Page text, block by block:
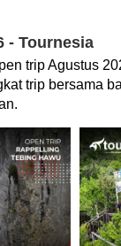
- Tournesia
trip Agustus
trip bersama